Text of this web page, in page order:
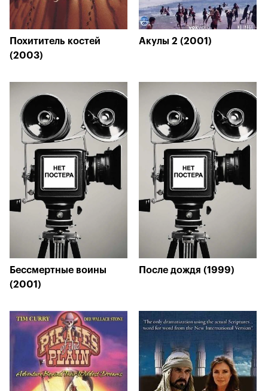
Похититель костей
(2003)
Акулы 2 (2001)
Бессмертные воины
(2001)
После дождя (1999)